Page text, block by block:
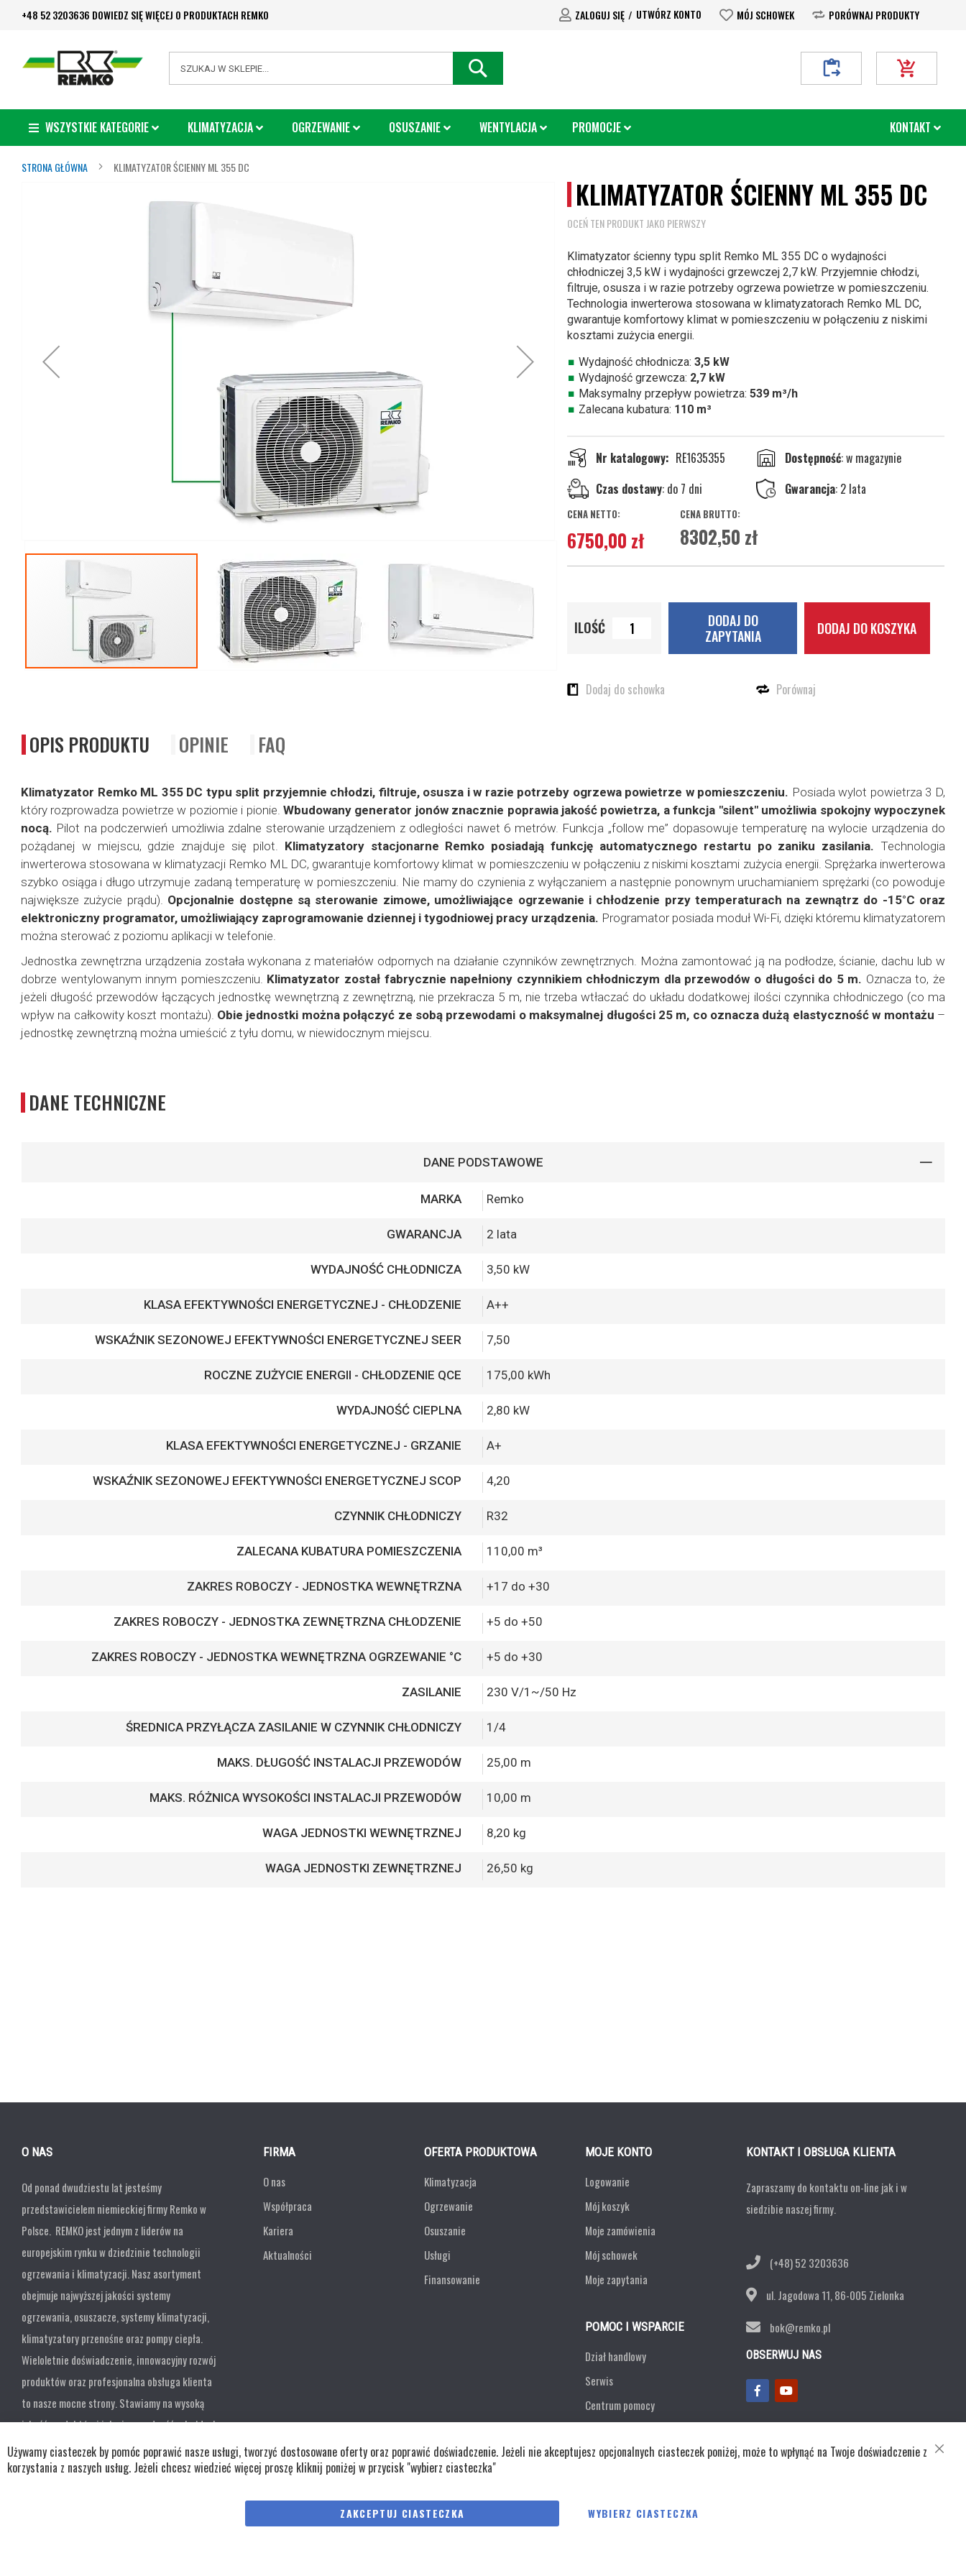
Przejdź
treści
+48 52 3203636 DOWIEDZ SIĘ WIĘCEJ O PRODUKTACH REMKO PORÓWNAJ PRODUKTY
MÓJ SCHOWEK
UTWÓRZ KONTO
ZALOGUJ SIĘ
Mój koszyk
Moje Zapytanie
WSZYSTKIE KATEGORIE KLIMATYZACJA OGRZEWANIE OSUSZANIE WENTYLACJA PROMOCJE KONTAKT
STRONA GŁÓWNA KLIMATYZATOR ŚCIENNY ML 355 DC
KLIMATYZATOR ŚCIENNY ML 355 DC
OCEŃ TEN PRODUKT JAKO PIERWSZY
Klimatyzator ścienny typu split Remko ML 355 DC o wydajności
chłodniczej 3,5 kW i wydajności grzewczej 2,7 kW. Przyjemnie chłodzi,
filtruje, osusza i w razie potrzeby ogrzewa powietrze w pomieszczeniu.
Technologia inwerterowa stosowana w klimatyzatorach Remko ML DC,
gwarantuje komfortowy klimat w pomieszczeniu w połączeniu z niskimi
kosztami zużycia energii.
Wydajność chłodnicza: 3,5 kW
Wydajność grzewcza: 2,7 kW
Maksymalny przepływ powietrza: 539 m³/h
Zalecana kubatura: 110 m³
Nr katalogowy RE1635355
w magazynie
Czas dostawy: do 7 dni Gwarancja: 2 lata
8302,50 zł
6750,00 zł
ILOŚĆ DODAJ DO KOSZYKA
DODAJ DO
ZAPYTANIA
Dodaj do schowka Porównaj
OPIS PRODUKTU OPINIE FAQ
Klimatyzator Remko ML 355 DC typu split przyjemnie chłodzi, filtruje, osusza i w razie potrzeby ogrzewa powietrze w pomieszczeniu. Posiada wylot powietrza 3 D,
który rozprowadza powietrze w poziomie i pionie. Wbudowany generator jonów znacznie poprawia jakość powietrza, a funkcja "silent" umożliwia spokojny wypoczynek
nocą. Pilot na podczerwień umożliwia zdalne sterowanie urządzeniem z odległości nawet 6 metrów. Funkcja „follow me” dopasowuje temperaturę na wylocie urządzenia do
pożądanej w miejscu, gdzie znajduje się pilot. Klimatyzatory stacjonarne Remko posiadają funkcję automatycznego restartu po zaniku zasilania. Technologia
inwerterowa stosowana w klimatyzacji Remko ML DC, gwarantuje komfortowy klimat w pomieszczeniu w połączeniu z niskimi kosztami zużycia energii. Sprężarka inwerterowa
szybko osiąga i długo utrzymuje zadaną temperaturę w pomieszczeniu. Nie mamy do czynienia z wyłączaniem a następnie ponownym uruchamianiem sprężarki (co powoduje
największe zużycie prądu). Opcjonalnie dostępne są sterowanie zimowe, umożliwiające ogrzewanie i chłodzenie przy temperaturach na zewnątrz do -15°C oraz
elektroniczny programator, umożliwiający zaprogramowanie dziennej i tygodniowej pracy urządzenia. Programator posiada moduł Wi-Fi, dzięki któremu klimatyzatorem
można sterować z poziomu aplikacji w telefonie.
Jednostka zewnętrzna urządzenia została wykonana z materiałów odpornych na działanie czynników zewnętrznych. Można zamontować ją na podłodze, ścianie, dachu lub w
dobrze wentylowanym innym pomieszczeniu. Klimatyzator został fabrycznie napełniony czynnikiem chłodniczym dla przewodów o długości do 5 m. Oznacza to, że
jeżeli długość przewodów łączących jednostkę wewnętrzną z zewnętrzną, nie przekracza 5 m, nie trzeba wtłaczać do układu dodatkowej ilości czynnika chłodniczego (co ma
wpływ na całkowity koszt montażu). Obie jednostki można połączyć ze sobą przewodami o maksymalnej długości 25 m, co oznacza dużą elastyczność w montażu –
jednostkę zewnętrzną można umieścić z tyłu domu, w niewidocznym miejscu.
DANE TECHNICZNE
DANE PODSTAWOWE
MARKA Remko
GWARANCJA 2 lata
WYDAJNOŚĆ CHŁODNICZA 3,50 kW
KLASA EFEKTYWNOŚCI ENERGETYCZNEJ - CHŁODZENIE A++
WSKAŹNIK SEZONOWEJ EFEKTYWNOŚCI ENERGETYCZNEJ SEER 7,50
ROCZNE ZUŻYCIE ENERGII - CHŁODZENIE QCE 175,00 kWh
WYDAJNOŚĆ CIEPLNA 2,80 kW
KLASA EFEKTYWNOŚCI ENERGETYCZNEJ - GRZANIE A+
WSKAŹNIK SEZONOWEJ EFEKTYWNOŚCI ENERGETYCZNEJ SCOP 4,20
CZYNNIK CHŁODNICZY R32
ZALECANA KUBATURA POMIESZCZENIA 110,00 m³
ZAKRES ROBOCZY - JEDNOSTKA WEWNĘTRZNA +17 do +30
ZAKRES ROBOCZY - JEDNOSTKA ZEWNĘTRZNA CHŁODZENIE +5 do +50
ZAKRES ROBOCZY - JEDNOSTKA WEWNĘTRZNA OGRZEWANIE °C +5 do +30
ZASILANIE 230 V/1~/50 Hz
ŚREDNICA PRZYŁĄCZA ZASILANIE W CZYNNIK CHŁODNICZY 1/4
MAKS. DŁUGOŚĆ INSTALACJI PRZEWODÓW 25,00 m
MAKS. RÓŻNICA WYSOKOŚCI INSTALACJI PRZEWODÓW 10,00 m
WAGA JEDNOSTKI WEWNĘTRZNEJ 8,20 kg
WAGA JEDNOSTKI ZEWNĘTRZNEJ 26,50 kg
O NAS
Od ponad dwudziestu lat jesteśmy
przedstawicielem niemieckiej firmy Remko w
Polsce. REMKO jest jednym z liderów na
europejskim rynku w dziedzinie technologii
ogrzewania i klimatyzacji. Nasz asortyment
obejmuje najwyższej jakości systemy
ogrzewania, osuszacze, systemy klimatyzacji,
klimatyzatory przenośne oraz pompy ciepła.
Wieloletnie doświadczenie, innowacyjny rozwój
produktów oraz profesjonalna obsługa klienta
to nasze mocne strony. Stawiamy na wysoką
jakość produktów i ich niezawodność w każdych
warunkach.
FIRMA
O nas
Współpraca
Kariera
Aktualności
OFERTA PRODUKTOWA
Klimatyzacja
Ogrzewanie
Osuszanie
Usługi
Finansowanie
MOJE KONTO
Logowanie
Mój koszyk
Moje zamówienia
Mój schowek
Moje zapytania
POMOC I WSPARCIE
Dział handlowy
Serwis
Centrum pomocy
Zwroty
KONTAKT I OBSŁUGA KLIENTA
Zapraszamy do kontaktu on-line jak i w
siedzibie naszej firmy.
(+48) 52 3203636
ul. Jagodowa 11, 86-005 Zielonka
bok@remko.pl
OBSERWUJ NAS
Polityka cookies Polityka prywatności
CLOSE
Używamy ciasteczek by pomóc poprawić nasze usługi, tworzyć dostosowane oferty oraz poprawić doświadczenie. Jeżeli nie akceptujesz opcjonalnych ciasteczek poniżej, może to wpłynąć na Twoje doświadczenie z
korzystania z naszych usług. Jeżeli chcesz wiedzieć więcej proszę kliknij poniżej w przycisk "wybierz ciasteczka"
ZAKCEPTUJ CIASTECZKA WYBIERZ CIASTECZKA